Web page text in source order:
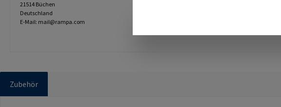
21514 Büchen
Deutschland
E-Mail: mail@rampa.com
Zubehör